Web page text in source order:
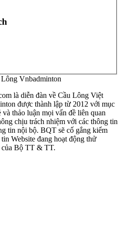
Vnbadminton
là diễn đàn về Cầu Lông Việt
được thành lập từ 2012 với mục
thảo luận mọi vấn đề liên quan
chịu trách nhiệm với các thông tin
tin nội bộ. BQT sẽ cố gắng kiểm
Website đang hoạt động thử
Bộ TT & TT.